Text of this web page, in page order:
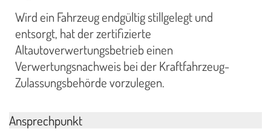
Wird ein Fahrzeug endgültig stillgelegt und
entsorgt, hat der zertifizierte
Altautoverwertungsbetrieb einen
Verwertungsnachweis bei der Kraftfahrzeug-
Zulassungsbehörde vorzulegen.
Ansprechpunkt